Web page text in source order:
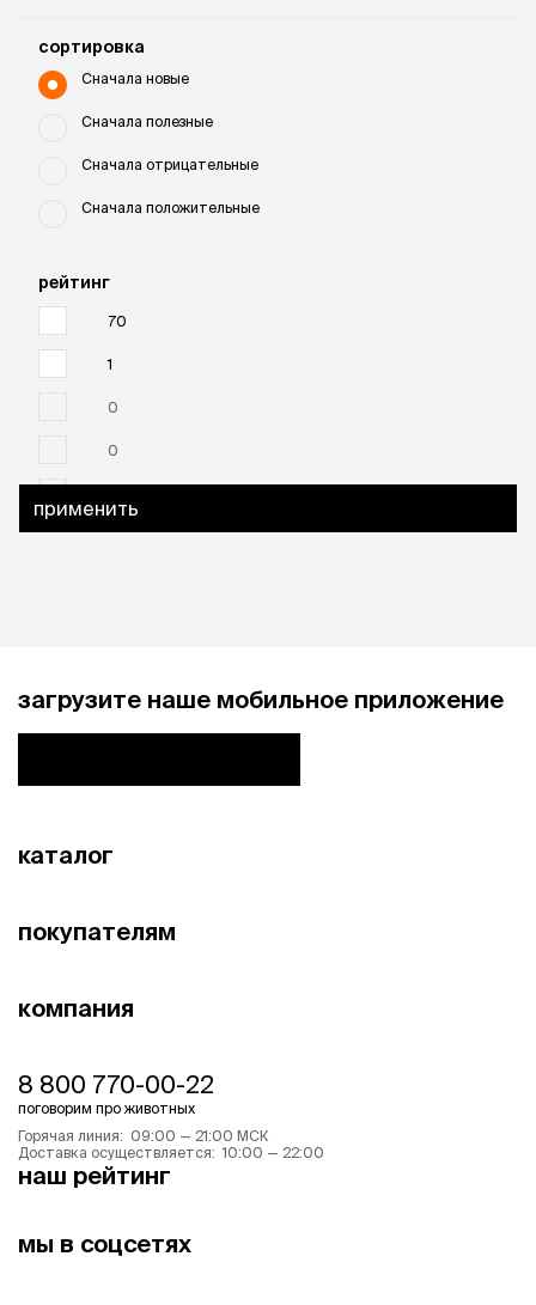
cортировка
Сначала новые
Сначала полезные
Сначала отрицательные
Сначала положительные
рейтинг
70
1
0
0
применить
загрузите наше мобильное приложение
каталог
покупателям
компания
8 800 770-00-22
поговорим про животных
Горячая линия: 09:00 — 21:00 МСК
Доставка осуществляется: 10:00 — 22:00
наш рейтинг
мы в соцсетях